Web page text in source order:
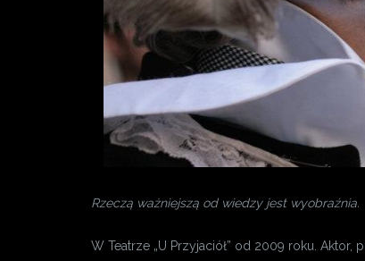
Rzeczą ważniejszą od wiedzy jest wyobraźnia.
W Teatrze „U Przyjaciół” od 2009 roku. Aktor,